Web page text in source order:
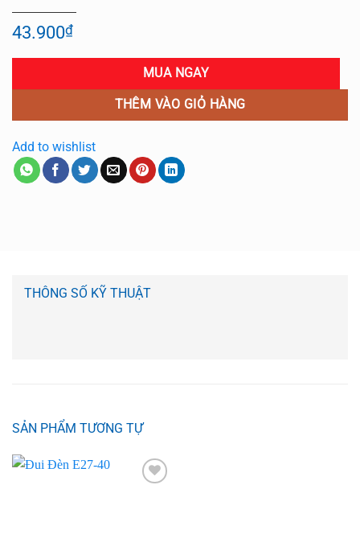
43.900₫
MUA NGAY
THÊM VÀO GIỎ HÀNG
Add to wishlist
THÔNG SỐ KỸ THUẬT
SẢN PHẨM TƯƠNG TỰ